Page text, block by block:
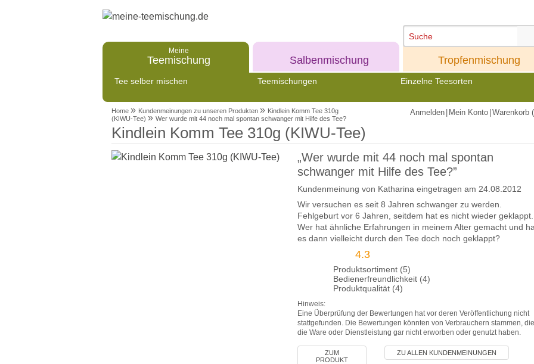
Meine
Teemischung
Tee selber mischen Teemischungen Einzelne Teesorten
Salbenmischung Tropfenmischung
Home » Kundenmeinungen zu unseren Produkten » Kindlein Komm Tee 310g
(KIWU-Tee) » Wer wurde mit 44 noch mal spontan schwanger mit Hilfe des Tee?
Warenkorb
Mein Konto
Anmelden
Kindlein Komm Tee 310g (KIWU-Tee)
„Wer wurde mit 44 noch mal spontan
schwanger mit Hilfe des Tee?”
Kundenmeinung von Katharina eingetragen am 24.08.2012
Wir versuchen es seit 8 Jahren schwanger zu werden.
Fehlgeburt vor 6 Jahren, seitdem hat es nicht wieder geklappt.
Wer hat ähnliche Erfahrungen in meinem Alter gemacht und
es dann vielleicht durch den Tee doch noch geklappt?
4.3
Produktsortiment (5)
Bedienerfreundlichkeit (4)
Produktqualität (4)
Hinweis:
Eine Überprüfung der Bewertungen hat vor deren Veröffentlichung nicht
stattgefunden. Die Bewertungen könnten von Verbrauchern stammen, die
die Ware oder Dienstleistung gar nicht erworben oder genutzt haben.
ZUM
PRODUKT
ZU ALLEN KUNDENMEINUNGEN